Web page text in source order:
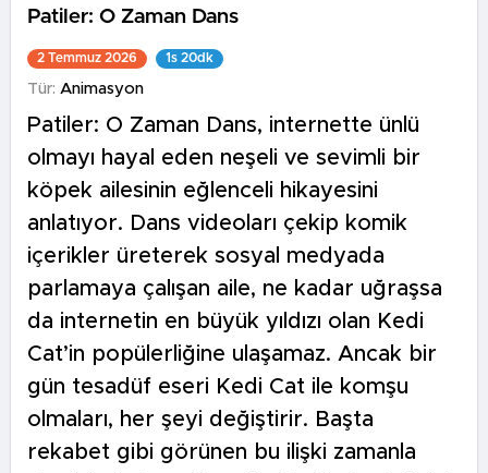
Patiler: O Zaman Dans
2 Temmuz 2026 1s 20dk
Tür: Animasyon
Patiler: O Zaman Dans, internette ünlü
olmayı hayal eden neşeli ve sevimli bir
köpek ailesinin eğlenceli hikayesini
anlatıyor. Dans videoları çekip komik
içerikler üreterek sosyal medyada
parlamaya çalışan aile, ne kadar uğraşsa
da internetin en büyük yıldızı olan Kedi
Cat’in popülerliğine ulaşamaz. Ancak bir
gün tesadüf eseri Kedi Cat ile komşu
olmaları, her şeyi değiştirir. Başta
rekabet gibi görünen bu ilişki zamanla